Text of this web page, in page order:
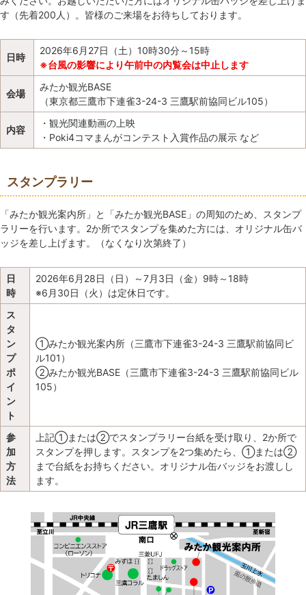
す（先着200人）。皆様のご来場をお待ちしております。
日時
2026年6月27日（土）10時30分～15時
※台風の影響により午前中の内覧会は中止します
会場
みたか観光BASE
（東京都三鷹市下連雀3-24-3 三鷹駅前協同ビル105）
内容
・観光関連動画の上映
・Poki4コマまんがコンテスト入賞作品の展示 など
スタンプラリー
「みたか観光案内所」と「みたか観光BASE」の周知のため、スタンプ
ラリーを行います。2か所でスタンプを集めた方には、オリジナル缶バ
ッジを差し上げます。（なくなり次第終了）
日
時
2026年6月28日（日）～7月3日（金）9時～18時
※6月30日（火）は定休日です。
ス
タ
ン
プ
ポ
イ
ン
ト
①みたか観光案内所（三鷹市下連雀3-24-3 三鷹駅前協同ビ
ル101）
②みたか観光BASE（三鷹市下連雀3-24-3 三鷹駅前協同ビル
105）
参
加
方
法
上記①または②でスタンプラリー台紙を受け取り、2か所で
スタンプを押します。スタンプを2つ集めたら、①または②
まで台紙をお持ちください。オリジナル缶バッジをお渡しし
ます。